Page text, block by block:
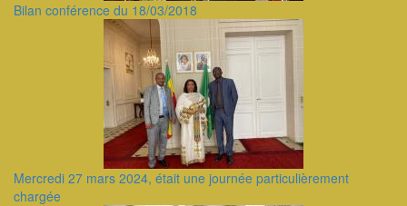
Bilan conférence du 18/03/2018
Mercredi 27 mars 2024, était une journée particulièrement
chargée